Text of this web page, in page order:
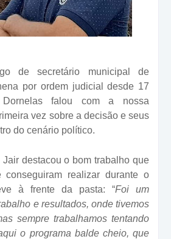
de secretário municipal de
por ordem judicial desde 17
falou com a nossa
vez sobre a decisão e seus
do cenário político.
Jair destacou o bom trabalho que
realizar durante o
à frente da pasta: “Foi um
e resultados, onde tivemos
sempre trabalhamos tentando
o programa balde cheio, que